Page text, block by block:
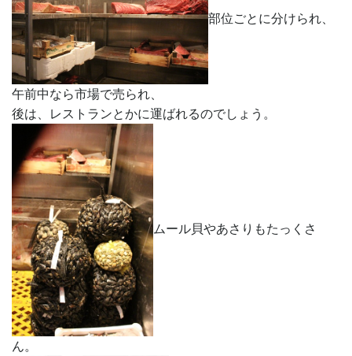
部位ごとに分けられ、
午前中なら市場で売られ、
後は、レストランとかに運ばれるのでしょう。
ムール貝やあさりもたっくさ
ん。